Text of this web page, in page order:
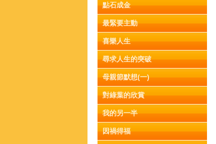
點石成金
最緊要主動
喜樂人生
尋求人生的突破
母親節默想(一)
對綠葉的欣賞
我的另一半
因禍得福